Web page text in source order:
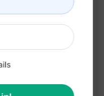
daha
daha iyi
ve kişiselleştirilmiş